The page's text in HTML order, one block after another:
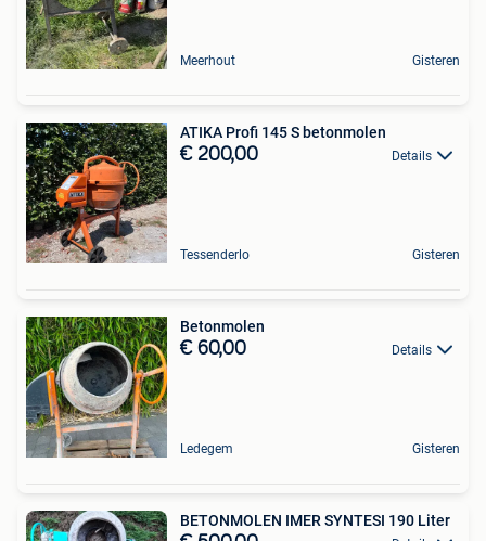
Meerhout Gisteren
ATIKA Profi 145 S betonmolen
€ 200,00 Details
Tessenderlo Gisteren
Betonmolen
€ 60,00 Details
Ledegem Gisteren
BETONMOLEN IMER SYNTESI 190 Liter